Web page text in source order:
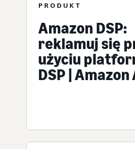
PRODUKT
Amazon DSP:
reklamuj się
użyciu
DSP | Amazon